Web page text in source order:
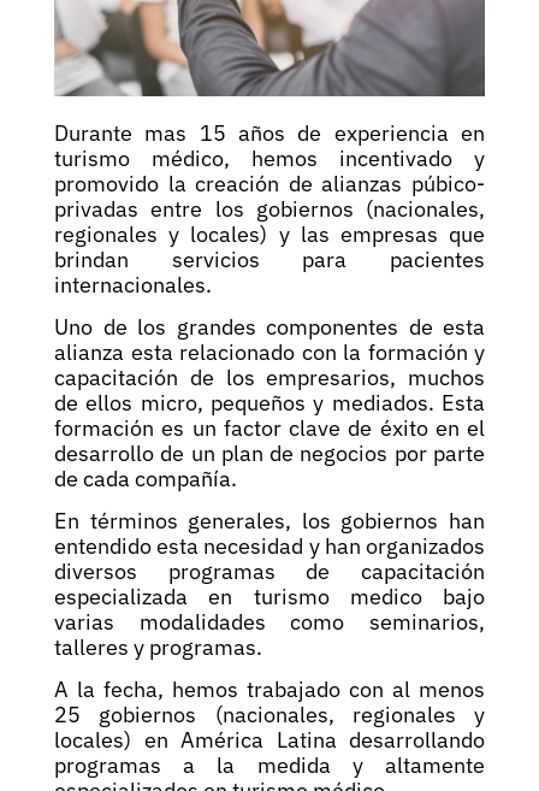
Durante mas 15 años de experiencia en
turismo médico, hemos incentivado y
promovido la creación de alianzas púbico-
privadas entre los gobiernos (nacionales,
regionales y locales) y las empresas que
brindan servicios para pacientes
internacionales.
Uno de los grandes componentes de esta
alianza esta relacionado con la formación y
capacitación de los empresarios, muchos
de ellos micro, pequeños y mediados. Esta
formación es un factor clave de éxito en el
desarrollo de un plan de negocios por parte
de cada compañía.
En términos generales, los gobiernos han
entendido esta necesidad y han organizados
diversos programas de capacitación
especializada en turismo medico bajo
varias modalidades como seminarios,
talleres y programas.
A la fecha, hemos trabajado con al menos
25 gobiernos (nacionales, regionales y
locales) en América Latina desarrollando
programas a la medida y altamente